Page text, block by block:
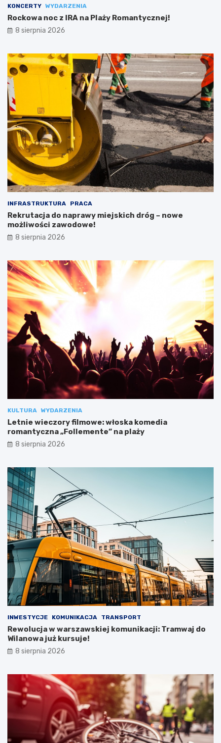
KONCERTY WYDARZENIA
Rockowa noc z IRA na Plaży Romantycznej!
8 sierpnia 2026
INFRASTRUKTURA PRACA
Rekrutacja do naprawy miejskich dróg – nowe
możliwości zawodowe!
8 sierpnia 2026
KULTURA WYDARZENIA
Letnie wieczory filmowe: włoska komedia
romantyczna „Follemente” na plaży
8 sierpnia 2026
INWESTYCJE KOMUNIKACJA TRANSPORT
Rewolucja w warszawskiej komunikacji: Tramwaj do
Wilanowa już kursuje!
8 sierpnia 2026